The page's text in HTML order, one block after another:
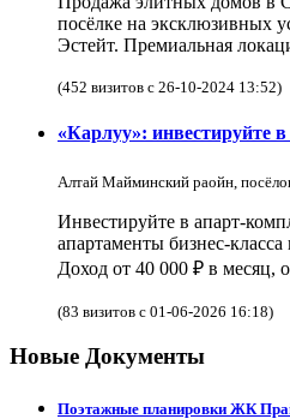
посёлке на эксклюзивных
Эстейт. Премиальная
(452 визитов с 26-10-2024 13:52)
«Карлуу»: инвестируйте
Алтай Майминский раойн,
Инвестируйте в апарт-
апартаменты бизнес-
Доход от 40 000 ₽ в месяц,
(83 визитов с 01-06-2026 16:18)
Новые Документы
Поэтажные планировки ЖК